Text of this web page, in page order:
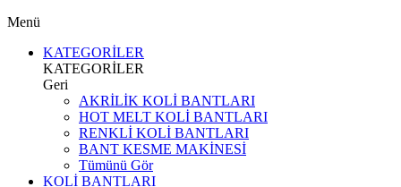
Menü
KATEGORİLER
KATEGORİLER
Geri
AKRİLİK KOLİ BANTLARI
HOT MELT KOLİ BANTLARI
RENKLİ KOLİ BANTLARI
BANT KESME MAKİNESİ
Tümünü Gör
KOLİ BANTLARI